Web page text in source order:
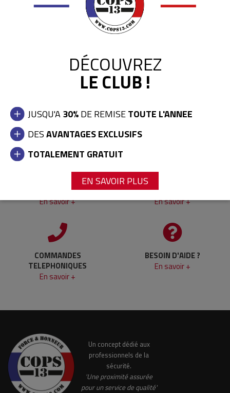
DÉCOUVREZ
LE CLUB !
JUSQU'A30%DE REMISETOUTE L'ANNEE
DESAVANTAGES EXCLUSIFS
TOTALEMENT GRATUIT
EN SAVOIR PLUS
En savoir +
LE CLUB COPS13
En savoir +
CARTES CADEAUX
En savoir +
COMMANDES
TELEPHONIQUES
En savoir +
BESOIN D'AIDE ?
En savoir +
Un concept dédié aux
professionnels de la
sécurité.
'Une proximité assurée
pour un service de qualité'